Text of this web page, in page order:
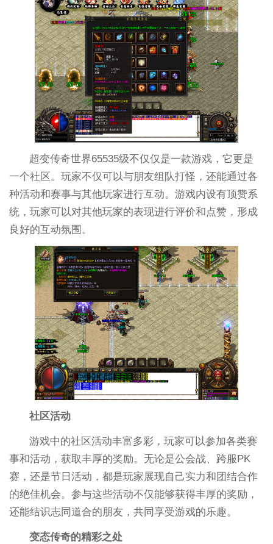
超变传奇世界65535级不仅仅是一款游戏，它更是
一个社区。玩家不仅可以与朋友组队打怪，还能通过各
种活动和赛事与其他玩家进行互动。游戏内设有顶赞系
统，玩家可以对其他玩家的表现进行评价和点赞，形成
良好的互动氛围。
社区活动
游戏中的社区活动丰富多彩，玩家可以参加各类赛
事和活动，获取丰厚的奖励。无论是公会战、跨服PK
赛，还是节日活动，都是玩家展现自己实力和团结合作
的绝佳机会。参与这些活动不仅能够获得丰厚的奖励，
还能结识志同道合的朋友，共同享受游戏的乐趣。
变态传奇的精彩之处